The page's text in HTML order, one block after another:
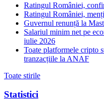
Ratingul României,
Ratingul României,
Guvernul renunță la
Salariul minim net pe
iulie 2026
Toate platformele cripto
tranzacțiile la ANAF
Toate stirile
Statistici